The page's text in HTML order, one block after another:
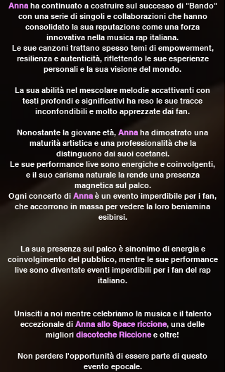
Annaha continuato a costruire sul successo di "Bando"
con una serie di singoli e collaborazioni che hanno
consolidato la sua reputazione come una forza
innovativa nella musica rap italiana.
Le sue canzoni trattano spesso temi di empowerment,
resilienza e autenticità, riflettendo le sue esperienze
personali e la sua visione del mondo.
La sua abilità nel mescolare melodie accattivanti con
testi profondi e significativi ha reso le sue tracce
inconfondibili e molto apprezzate dai fan.
Nonostante la giovane età, Annaha dimostrato una
maturità artistica e una professionalità che la
distinguono dai suoi coetanei.
Le sue performance live sono energiche e coinvolgenti,
e il suo carisma naturale la rende una presenza
magnetica sul palco.
Ogni concerto di Annaè un evento imperdibile per i fan,
che accorrono in massa per vedere la loro beniamina
esibirsi.
La sua presenza sul palco è sinonimo di energia e
coinvolgimento del pubblico, mentre le sue performance
live sono diventate eventi imperdibili per i fan del rap
italiano.
Unisciti a noi mentre celebriamo la musica e il talento
eccezionale di Anna allo Space riccione, una delle
migliori discoteche Riccionee oltre!
Non perdere l'opportunità di essere parte di questo
evento epocale.